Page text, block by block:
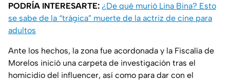
PODRÍA INTERESARTE: ¿De qué murió Lina Bina? Esto
se sabe de la “trágica” muerte de la actriz de cine para
adultos
Ante los hechos, la zona fue acordonada y la Fiscalía de
Morelos inició una carpeta de investigación tras el
homicidio del influencer, así como para dar con el